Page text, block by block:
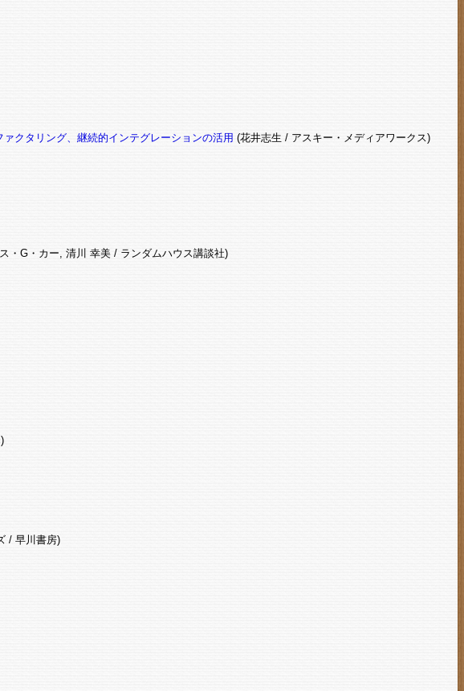
クタリング、継続的インテグレーションの活用 (花井志生 / アスキー・メディアワークス)
・G・カー, 清川 幸美 / ランダムハウス講談社)
/ 早川書房)